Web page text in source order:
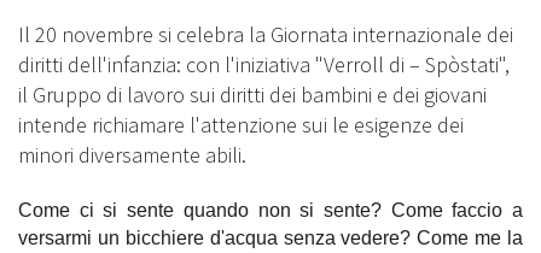
Il 20 novembre si celebra la Giornata internazionale dei
diritti dell'infanzia: con l'iniziativa "Verroll di – Spòstati",
il Gruppo di lavoro sui diritti dei bambini e dei giovani
intende richiamare l'attenzione sui le esigenze dei
minori diversamente abili.
Come ci si sente quando non si sente? Come faccio a
versarmi un bicchiere d'acqua senza vedere? Come me la